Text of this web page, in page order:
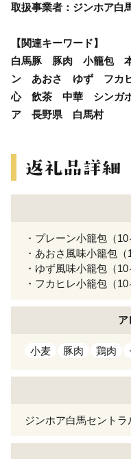
取扱事業者：ジンホア白
【関連キーワード】
白馬豚 豚肉 小籠包
ン あおさ ゆず フカ
心 飲茶 中華 シンガ
ア 長野県 白馬村
・プレーン小籠包（10
・あおさ風味小籠包（
・ゆず風味小籠包（10
・フカヒレ小籠包（10
ア
小麦 豚肉 鶏肉
ジンホア白馬セントラ